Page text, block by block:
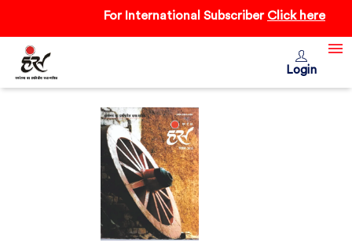
For International SubscriberClick here
Login